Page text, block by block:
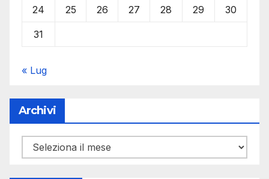
24 25 26 27 28 29 30
31
« Lug
Archivi
Archivi